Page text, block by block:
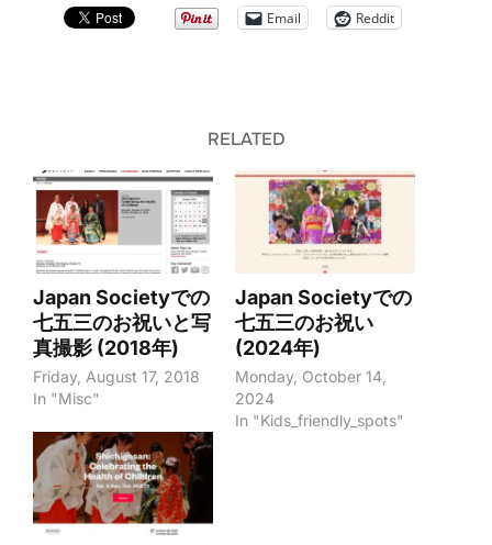
Email Reddit
RELATED
Japan Societyでの
七五三のお祝いと写
真撮影 (2018年)
Friday, August 17, 2018
In "Misc"
Japan Societyでの
七五三のお祝い
(2024年)
Monday, October 14,
2024
In "Kids_friendly_spots"